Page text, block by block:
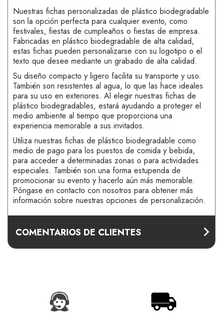
Nuestras fichas personalizadas de plástico biodegradable
son la opción perfecta para cualquier evento, como
festivales, fiestas de cumpleaños o fiestas de empresa.
Fabricadas en plástico biodegradable de alta calidad,
estas fichas pueden personalizarse con su logotipo o el
texto que desee mediante un grabado de alta calidad.
Su diseño compacto y ligero facilita su transporte y uso.
También son resistentes al agua, lo que las hace ideales
para su uso en exteriores. Al elegir nuestras fichas de
plástico biodegradables, estará ayudando a proteger el
medio ambiente al tiempo que proporciona una
experiencia memorable a sus invitados.
Utiliza nuestras fichas de plástico biodegradable como
medio de pago para los puestos de comida y bebida,
para acceder a determinadas zonas o para actividades
especiales. También son una forma estupenda de
promocionar su evento y hacerlo aún más memorable.
Póngase en contacto con nosotros para obtener más
información sobre nuestras opciones de personalización.
COMENTARIOS DE CLIENTES